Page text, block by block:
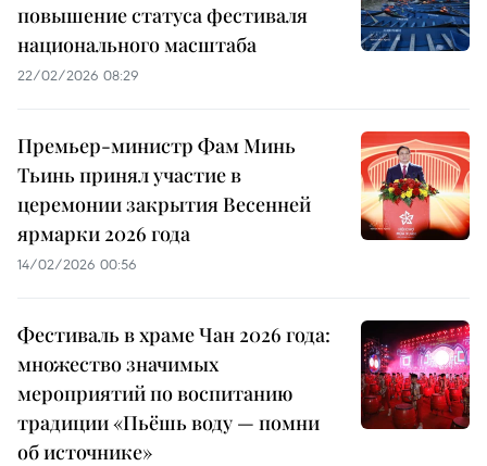
повышение статуса фестиваля
национального масштаба
22/02/2026 08:29
Премьер-министр Фам Минь
Тьинь принял участие в
церемонии закрытия Весенней
ярмарки 2026 года
14/02/2026 00:56
Фестиваль в храме Чан 2026 года:
множество значимых
мероприятий по воспитанию
традиции «Пьёшь воду — помни
об источнике»